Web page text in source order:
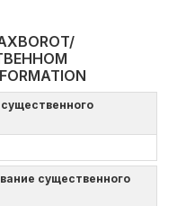
существенного